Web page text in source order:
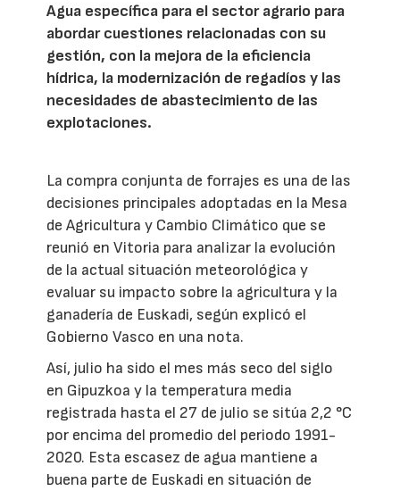
Agua específica para el sector agrario para
abordar cuestiones relacionadas con su
gestión, con la mejora de la eficiencia
hídrica, la modernización de regadíos y las
necesidades de abastecimiento de las
explotaciones.
La compra conjunta de forrajes es una de las
decisiones principales adoptadas en la Mesa
de Agricultura y Cambio Climático que se
reunió en Vitoria para analizar la evolución
de la actual situación meteorológica y
evaluar su impacto sobre la agricultura y la
ganadería de Euskadi, según explicó el
Gobierno Vasco en una nota.
Así, julio ha sido el mes más seco del siglo
en Gipuzkoa y la temperatura media
registrada hasta el 27 de julio se sitúa 2,2 °C
por encima del promedio del periodo 1991-
2020. Esta escasez de agua mantiene a
buena parte de Euskadi en situación de